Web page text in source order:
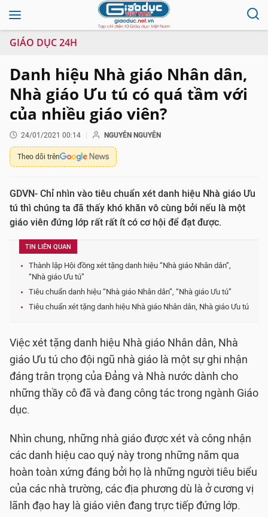
GIÁO DỤC 24H
Danh hiệu Nhà giáo Nhân dân,
Nhà giáo Ưu tú có quá tầm với
của nhiều giáo viên?
24/01/2021 00:14 NGUYỄN NGUYÊN
Theo dõi trên
GDVN- Chỉ nhìn vào tiêu chuẩn xét danh hiệu Nhà giáo Ưu
tú thì chúng ta đã thấy khó khăn vô cùng bởi nếu là một
giáo viên đứng lớp rất rất ít có cơ hội để đạt được.
TIN LIÊN QUAN
Thành lập Hội đồng xét tặng danh hiệu “Nhà giáo Nhân dân”,
“Nhà giáo Ưu tú”
Tiêu chuẩn danh hiệu “Nhà giáo Nhân dân”, “Nhà giáo Ưu tú”
Tiêu chuẩn xét tặng danh hiệu Nhà giáo Nhân dân, Nhà giáo Ưu tú
Việc xét tặng danh hiệu Nhà giáo Nhân dân, Nhà
giáo Ưu tú cho đội ngũ nhà giáo là một sự ghi nhận
đáng trân trọng của Đảng và Nhà nước dành cho
những thầy cô đã và đang công tác trong ngành Giáo
dục.
Nhìn chung, những nhà giáo được xét và công nhận
các danh hiệu cao quý này trong những năm qua
hoàn toàn xứng đáng bởi họ là những người tiêu biểu
của các nhà trường, các địa phương dù là ở cương vị
lãnh đạo hay là giáo viên đang trực tiếp đứng lớp.